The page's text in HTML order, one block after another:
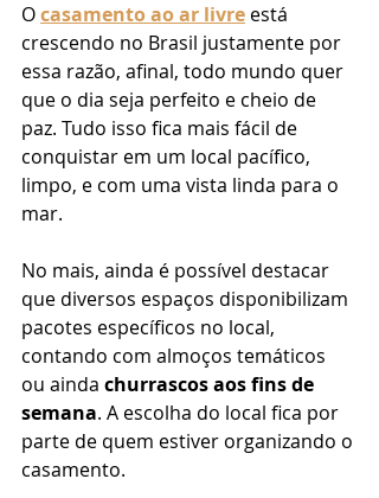
O casamento ao ar livre está
crescendo no Brasil justamente por
essa razão, afinal, todo mundo quer
que o dia seja perfeito e cheio de
paz. Tudo isso fica mais fácil de
conquistar em um local pacífico,
limpo, e com uma vista linda para o
mar.
No mais, ainda é possível destacar
que diversos espaços disponibilizam
pacotes específicos no local,
contando com almoços temáticos
ou ainda churrascos aos fins de
semana. A escolha do local fica por
parte de quem estiver organizando o
casamento.